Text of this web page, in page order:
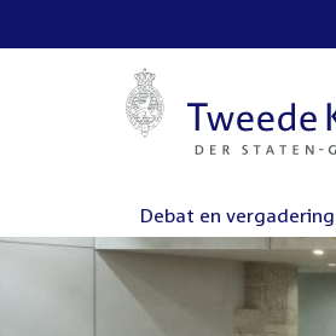
Debat en vergadering